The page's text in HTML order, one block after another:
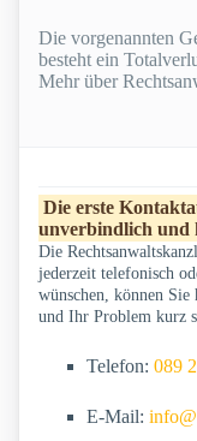
Die vorgenannten
besteht ein
Mehr über
Die erste
unverbindlich und
Die
jederzeit telefonisch
wünschen, können
und Ihr Problem kurz
Telefon: 089
E-Mail: